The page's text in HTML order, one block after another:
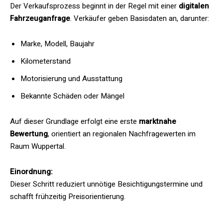
Der Verkaufsprozess beginnt in der Regel mit einer digitalen
Fahrzeuganfrage. Verkäufer geben Basisdaten an, darunter:
Marke, Modell, Baujahr
Kilometerstand
Motorisierung und Ausstattung
Bekannte Schäden oder Mängel
Auf dieser Grundlage erfolgt eine erste marktnahe
Bewertung, orientiert an regionalen Nachfragewerten im
Raum Wuppertal.
Einordnung:
Dieser Schritt reduziert unnötige Besichtigungstermine und
schafft frühzeitig Preisorientierung.